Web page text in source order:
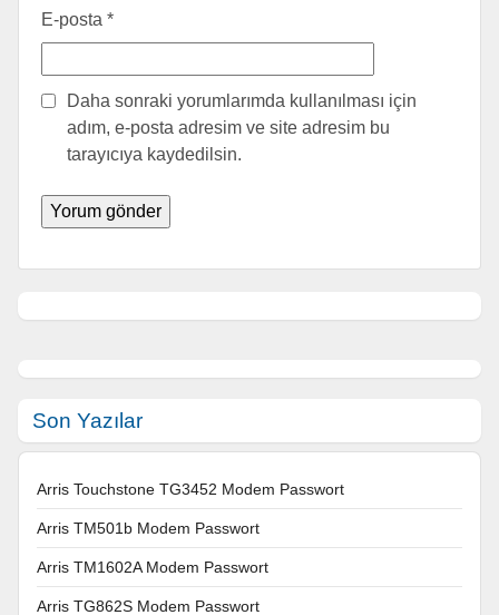
E-posta *
Daha sonraki yorumlarımda kullanılması için
adım, e-posta adresim ve site adresim bu
tarayıcıya kaydedilsin.
Son Yazılar
Arris Touchstone TG3452 Modem Passwort
Arris TM501b Modem Passwort
Arris TM1602A Modem Passwort
Arris TG862S Modem Passwort